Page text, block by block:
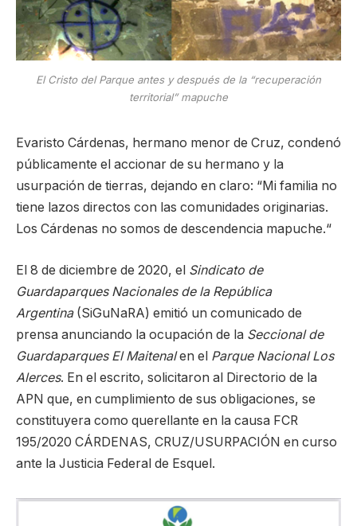
El Cristo del Parque antes y después de la “recuperación
territorial” mapuche
Evaristo Cárdenas, hermano menor de Cruz, condenó
públicamente el accionar de su hermano y la
usurpación de tierras, dejando en claro: “Mi familia no
tiene lazos directos con las comunidades originarias.
Los Cárdenas no somos de descendencia mapuche.“
El 8 de diciembre de 2020, el Sindicato de
Guardaparques Nacionales de la República
Argentina(SiGuNaRA) emitió un comunicado de
prensa anunciando la ocupación de la Seccional de
Guardaparques El Maitenalen el Parque Nacional Los
Alerces. En el escrito, solicitaron al Directorio de la
APN que, en cumplimiento de sus obligaciones, se
constituyera como querellante en la causa FCR
195/2020 CÁRDENAS, CRUZ/USURPACIÓN en curso
ante la Justicia Federal de Esquel.